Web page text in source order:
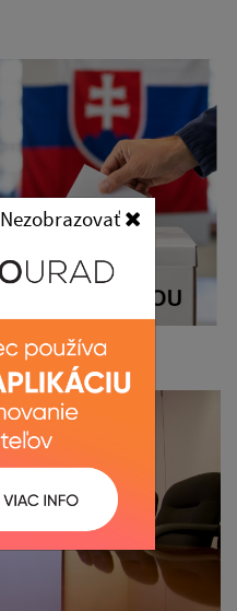
Nezobrazovať